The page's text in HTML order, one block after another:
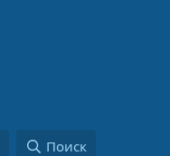
Поиск